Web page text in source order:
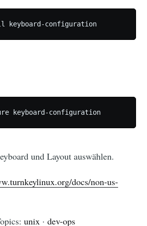
und Layout auswählen.
docs/non-us-
unix · dev-ops